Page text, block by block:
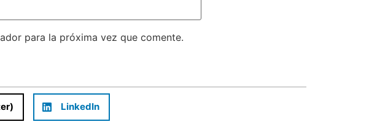
para la próxima vez que comente.
LinkedIn